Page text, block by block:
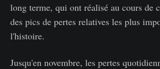
long terme, qui ont réalisé au cours de
des pics de pertes relatives les plus
l'histoire.
Jusqu'en novembre, les pertes